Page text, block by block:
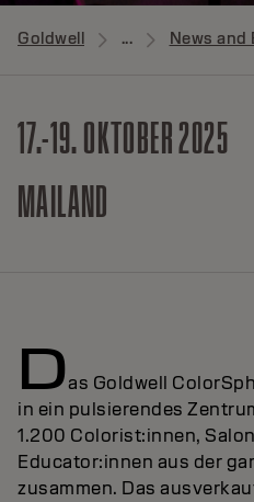
Goldwell ... News and
17.-19. OKTOBER 2025
MAILAND
Das Goldwell
in ein pulsierendes
1.200 Colorist:innen,
Educator:innen aus der
zusammen. Das